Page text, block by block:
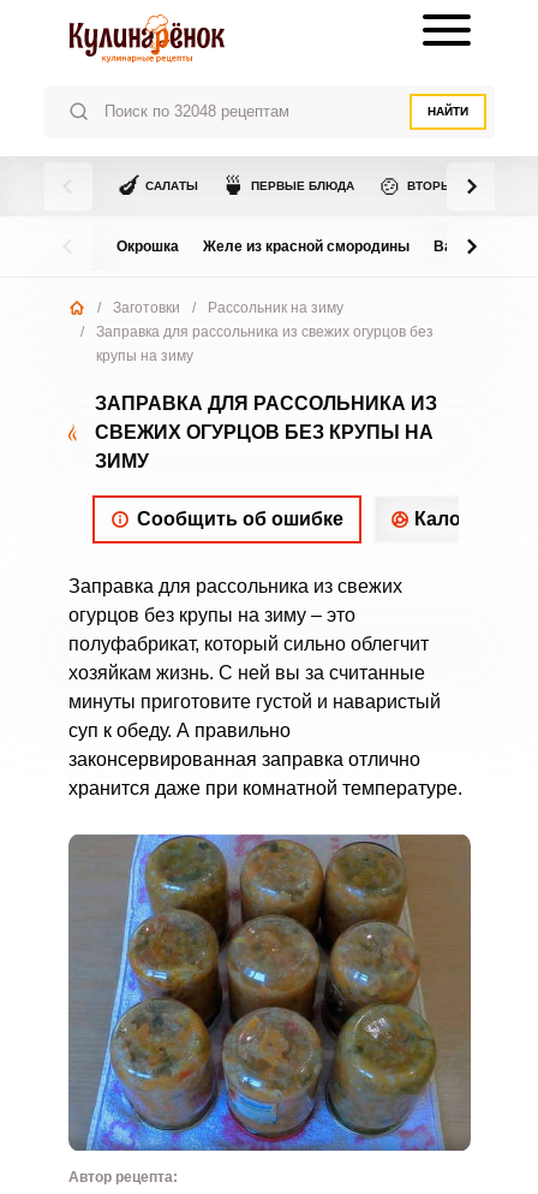
НАЙТИ
🍆 САЛАТЫ 🍵 ПЕРВЫЕ БЛЮДА 🍲 ВТОРЫЕ БЛЮДА
Окрошка Желе из красной смородины Варенье из
/ Заготовки /
Рассольник на зиму
/
Заправка для рассольника из свежих огурцов без
крупы на зиму
ЗАПРАВКА ДЛЯ РАССОЛЬНИКА ИЗ
СВЕЖИХ ОГУРЦОВ БЕЗ КРУПЫ НА
ЗИМУ
Сообщить об ошибке
Заправка для рассольника из свежих
огурцов без крупы на зиму – это
полуфабрикат, который сильно облегчит
хозяйкам жизнь. С ней вы за считанные
минуты приготовите густой и наваристый
суп к обеду. А правильно
законсервированная заправка отлично
хранится даже при комнатной температуре.
Автор рецепта: